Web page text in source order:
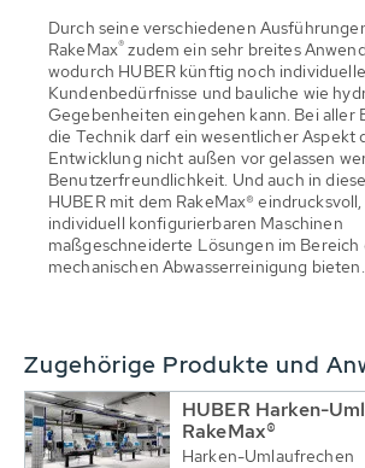
Durch seine verschiedenen
RakeMax® zudem ein sehr breites
wodurch HUBER künftig noch
Kundenbedürfnisse und bauliche wie
Gegebenheiten eingehen kann. Bei aller
die Technik darf ein wesentlicher Aspekt
Entwicklung nicht außen vor gelassen
Benutzerfreundlichkeit. Und auch in
HUBER mit dem RakeMax® eindrucksvoll,
individuell konfigurierbaren Maschinen
maßgeschneiderte Lösungen im Bereich
mechanischen Abwasserreinigung bieten.
Zugehörige Produkte und
HUBER Harken-
RakeMax®
Harken-Umlaufrechen